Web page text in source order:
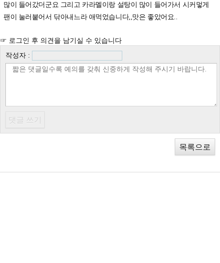
많이 들어갔더군요 그리고 카라멜이랑 설탕이 많이 들어가서 시커멓게
팬이 눌러붙어서 닦아내느라 애먹었습니다,,맛은 좋았어요..
☞ 로그인 후 의견을 남기실 수 있습니다
작성자 :
목록으로